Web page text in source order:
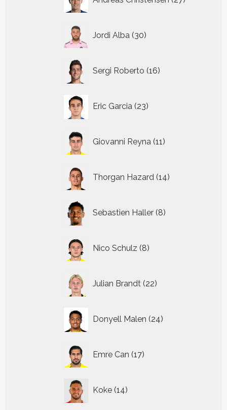
producten
Jordi Alba 30
producten
Sergi Roberto 16
producten
Eric Garcia 23
producten
Giovanni Reyna 11
producten
Thorgan Hazard 14
producten
Sebastien Haller 8
producten
Nico Schulz 8
producten
Julian Brandt 22
producten
Donyell Malen 24
producten
Emre Can 17
producten
Koke 14
producten